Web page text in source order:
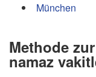
München
Methode
namaz